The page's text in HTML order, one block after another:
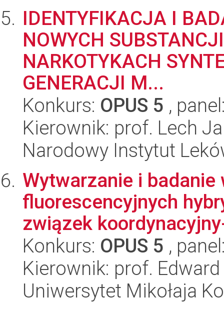
IDENTYFIKACJA I
NOWYCH
NARKOTYKACH
GENERACJI M...
Konkurs: OPUS 5 ,
Kierownik: prof. Lech
Narodowy Instytut
Wytwarzanie i badanie
fluorescencyjnych
związek
Konkurs: OPUS 5 ,
Kierownik: prof. Edward
Uniwersytet Mikołaja